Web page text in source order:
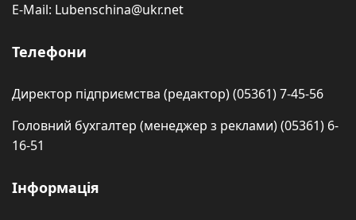
E-Mail: Lubenschina@ukr.net
Телефони
Директор підприємства (редактор) (05361) 7-45-56
Головний бухгалтер (менеджер з реклами) (05361) 6-
16-51
Інформація